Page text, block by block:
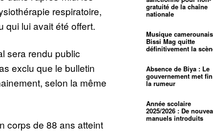
respiratoire,
qui lui avait été offert.
sera rendu public
exclu que le bulletin
selon la même
corps de 88 ans atteint
Entre
mentale
01:12
à
mettra-
au
01:12
Alexis
Mouelle
dernier
voyage
01:22
gratuité de la chaîne
nationale
Musique
Bissi Mag quitte
définitivement la
Absence de Biya : Le
gouvernement met
la rumeur
Année scolaire
2025/2026 : De
manuels introduits